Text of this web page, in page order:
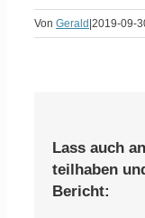
Von Gerald 2019-09-
Lass auch
teilhaben
Bericht: